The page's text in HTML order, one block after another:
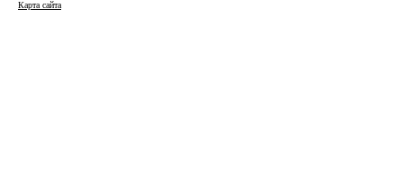
Карта сайта